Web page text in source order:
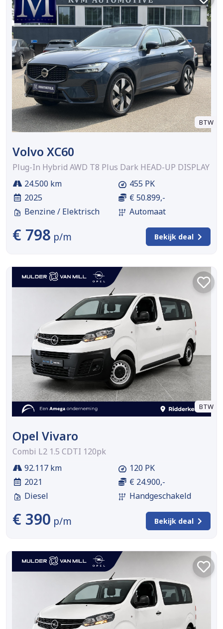
BTW
Volvo XC60
Plug-In Hybrid AWD T8 Plus Dark HEAD-UP DISPLAY
24.500 km
2025
Benzine / Elektrisch
455 PK
€ 50.899,-
Automaat
€ 798 p/m Bekijk deal
BTW
Opel Vivaro
Combi L2 1.5 CDTI 120pk
92.117 km
2021
Diesel
120 PK
€ 24.900,-
Handgeschakeld
€ 390 p/m Bekijk deal